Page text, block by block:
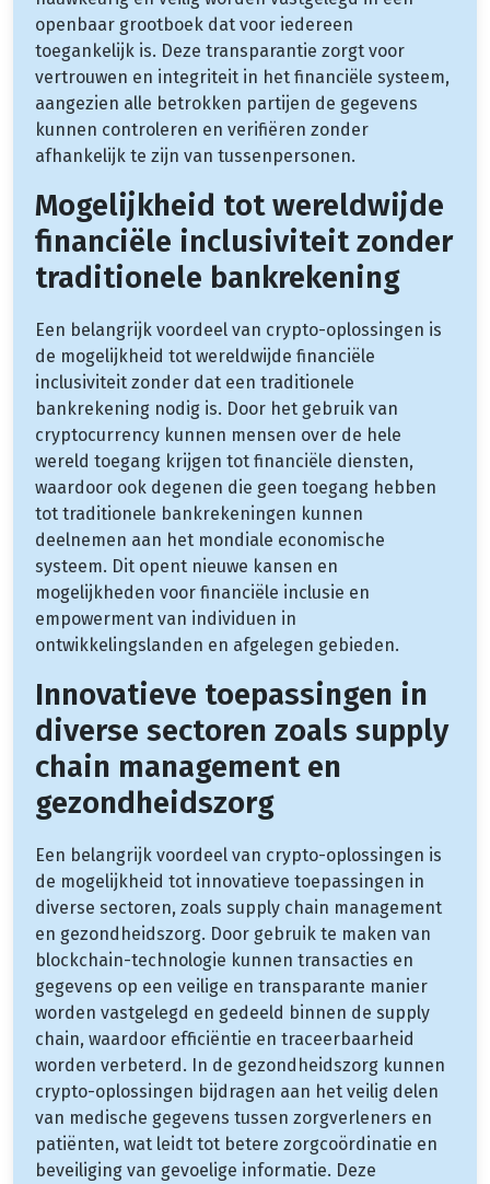
openbaar grootboek dat voor iedereen
toegankelijk is. Deze transparantie zorgt voor
vertrouwen en integriteit in het financiële systeem,
aangezien alle betrokken partijen de gegevens
kunnen controleren en verifiëren zonder
afhankelijk te zijn van tussenpersonen.
Mogelijkheid tot wereldwijde
financiële inclusiviteit zonder
traditionele bankrekening
Een belangrijk voordeel van crypto-oplossingen is
de mogelijkheid tot wereldwijde financiële
inclusiviteit zonder dat een traditionele
bankrekening nodig is. Door het gebruik van
cryptocurrency kunnen mensen over de hele
wereld toegang krijgen tot financiële diensten,
waardoor ook degenen die geen toegang hebben
tot traditionele bankrekeningen kunnen
deelnemen aan het mondiale economische
systeem. Dit opent nieuwe kansen en
mogelijkheden voor financiële inclusie en
empowerment van individuen in
ontwikkelingslanden en afgelegen gebieden.
Innovatieve toepassingen in
diverse sectoren zoals supply
chain management en
gezondheidszorg
Een belangrijk voordeel van crypto-oplossingen is
de mogelijkheid tot innovatieve toepassingen in
diverse sectoren, zoals supply chain management
en gezondheidszorg. Door gebruik te maken van
blockchain-technologie kunnen transacties en
gegevens op een veilige en transparante manier
worden vastgelegd en gedeeld binnen de supply
chain, waardoor efficiëntie en traceerbaarheid
worden verbeterd. In de gezondheidszorg kunnen
crypto-oplossingen bijdragen aan het veilig delen
van medische gegevens tussen zorgverleners en
patiënten, wat leidt tot betere zorgcoördinatie en
beveiliging van gevoelige informatie. Deze